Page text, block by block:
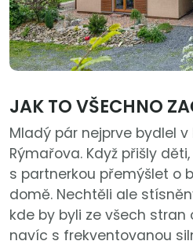
JAK TO VŠECHNO
Mladý pár nejprve bydlel
Rýmařova. Když přišly
s partnerkou přemýšlet o
domě. Nechtěli ale
kde by byli ze všech stran
navíc s frekventovanou